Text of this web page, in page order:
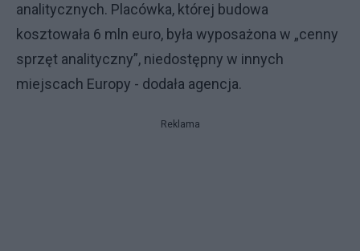
analitycznych. Placówka, której budowa
kosztowała 6 mln euro, była wyposażona w „cenny
sprzęt analityczny”, niedostępny w innych
miejscach Europy - dodała agencja.
Reklama